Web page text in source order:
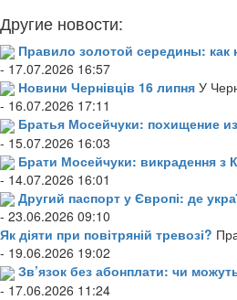
Другие новости:
Правило золотой середины:
- 17.07.2026 16:57
Новини Чернівців 16 липня У
- 16.07.2026 17:11
Братья Мосейчуки: похищение
- 15.07.2026 16:03
Брати Мосейчуки: викрадення з
- 14.07.2026 16:01
Другий паспорт у Європі: де
- 23.06.2026 09:10
Як діяти при повітряній тревозі?
- 19.06.2026 19:02
Зв’язок без абонплати: чи
- 17.06.2026 11:24